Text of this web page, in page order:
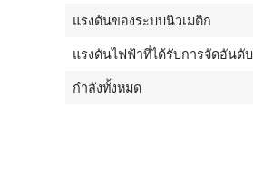
แรงดันของระบบนิวเมติก
แรงดันไฟฟ้าที่ได้รับการจัดอันดับ
กำลังทั้งหมด